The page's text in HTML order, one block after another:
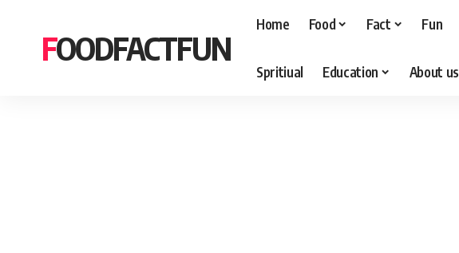
FOODFACTFUN
Home Food Fact Fun
Spritiual Education About us